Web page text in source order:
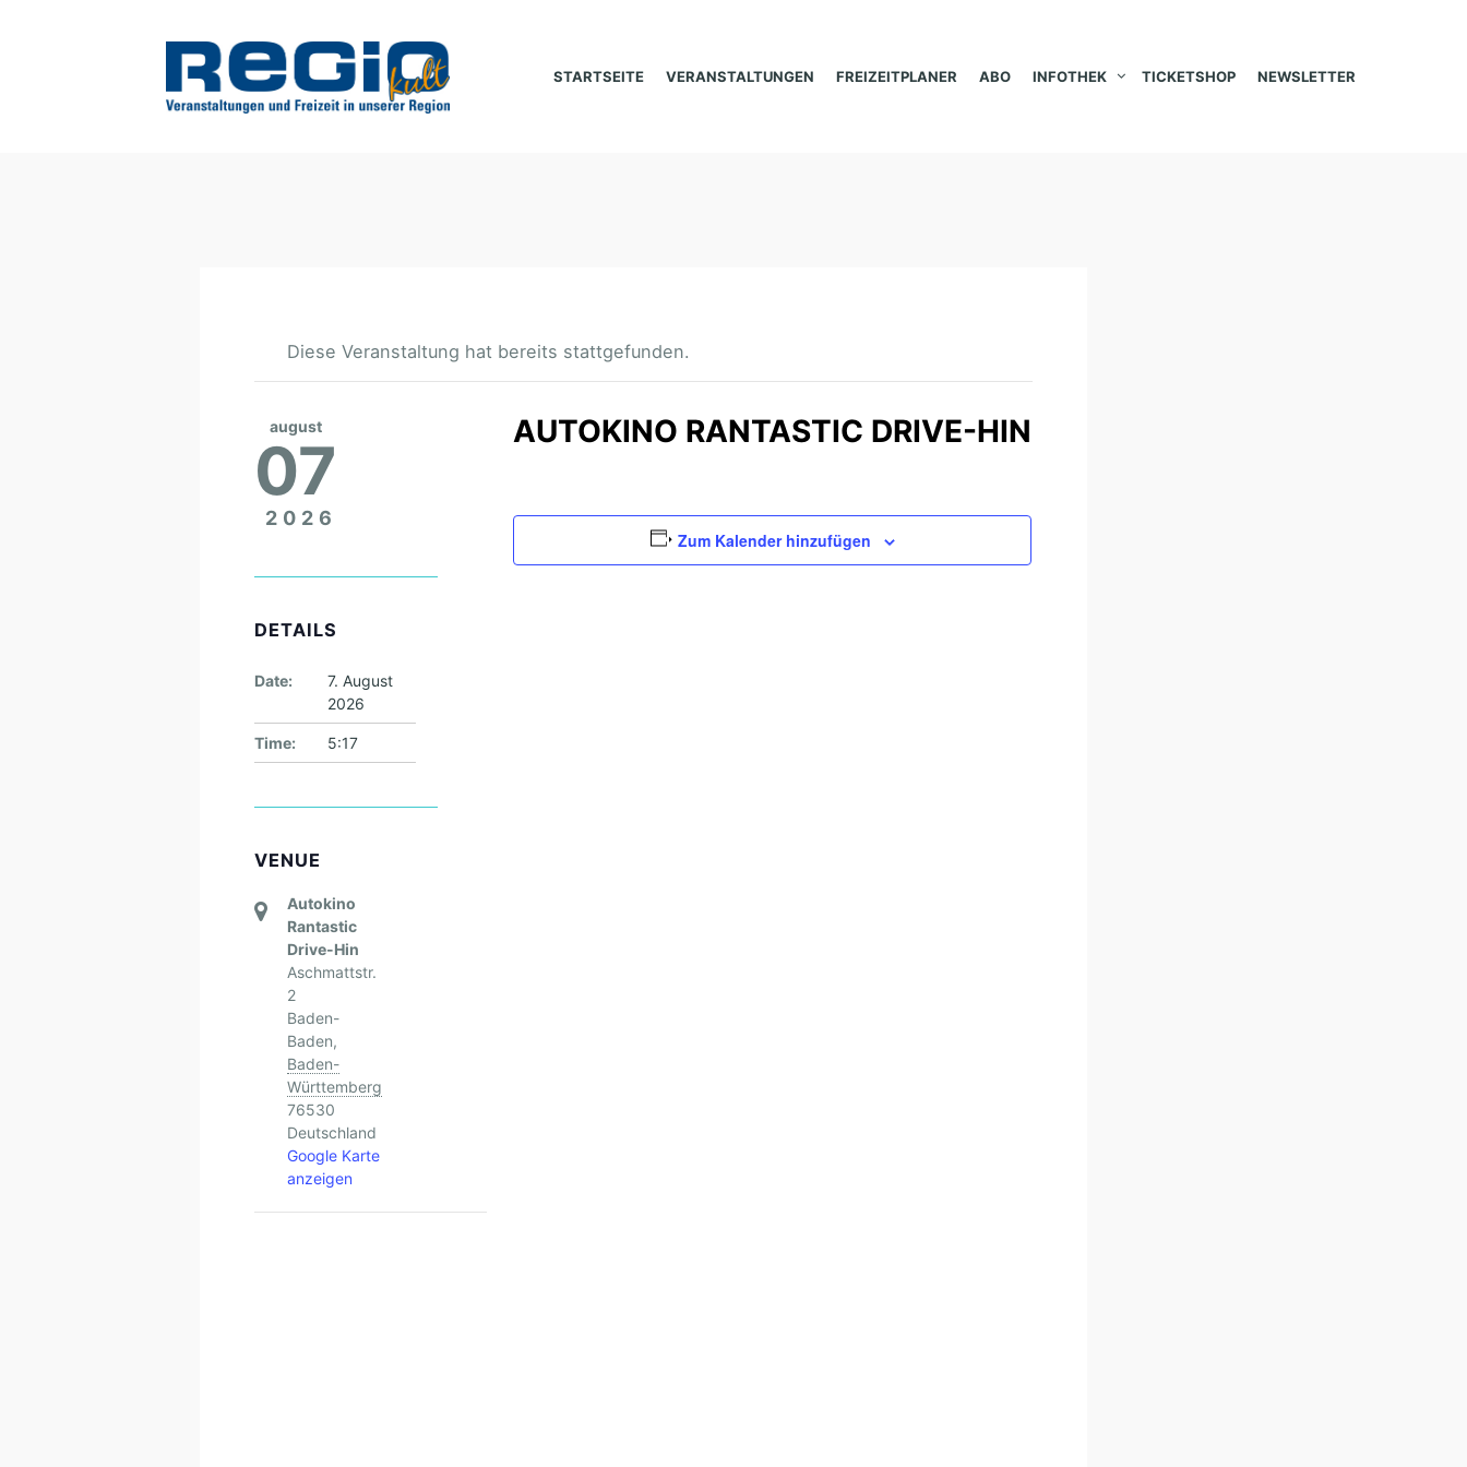
STARTSEITE VERANSTALTUNGEN FREIZEITPLANER ABO INFOTHEK TICKETSHOP NEWSLETTER
Diese Veranstaltung hat bereits stattgefunden.
AUTOKINO RANTASTIC DRIVE-HIN
Zum Kalender hinzufügen
august
07
2026
DETAILS
Date:
7. August
2026
Time: 5:17
VENUE
Autokino
Rantastic
Drive-Hin
Aschmattstr.
2
Baden-
Baden,
Baden-
Württemberg
76530
Deutschland
Google Karte
anzeigen